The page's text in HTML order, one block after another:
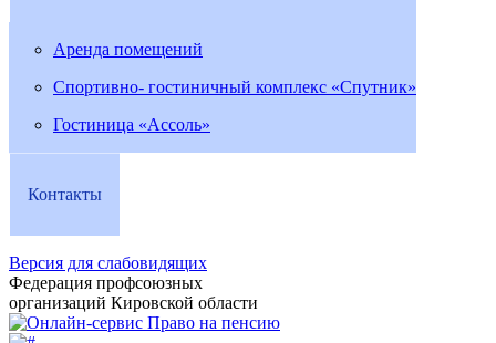
Аренда помещений
Спортивно- гостиничный комплекс «Спутник»
Гостиница «Ассоль»
Контакты
Версия для слабовидящих
Федерация профсоюзных
организаций Кировской области